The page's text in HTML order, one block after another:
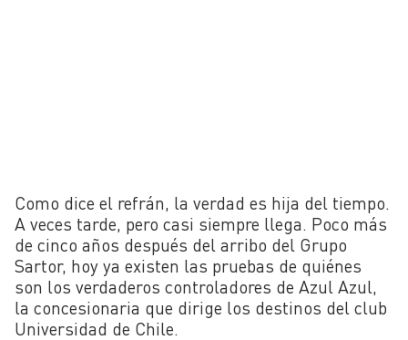
Como dice el refrán, la verdad es hija del tiempo.
A veces tarde, pero casi siempre llega. Poco más
de cinco años después del arribo del Grupo
Sartor, hoy ya existen las pruebas de quiénes
son los verdaderos controladores de Azul Azul,
la concesionaria que dirige los destinos del club
Universidad de Chile.